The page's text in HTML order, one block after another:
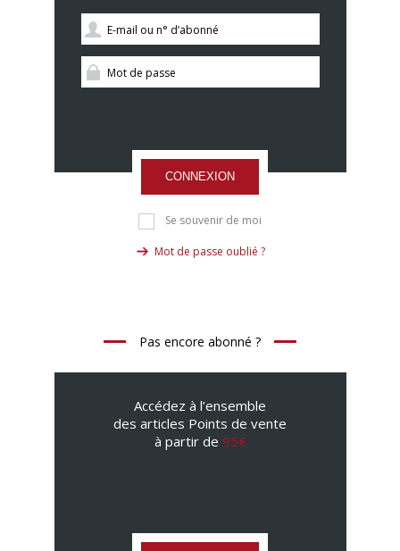
CONNEXION
Se souvenir de moi
Mot de passe oublié ?
Pas encore abonné ?
Accédez à l’ensemble
des articles Points de vente
à partir de 95€